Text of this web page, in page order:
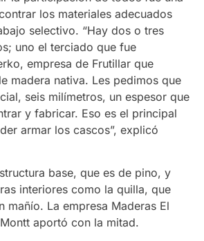
los materiales adecuados
selectivo. “Hay dos o tres
uno el terciado que fue
empresa de Frutillar que
madera nativa. Les pedimos que
seis milímetros, un espesor que
y fabricar. Eso es el principal
armar los cascos”, explicó
base, que es de pino, y
interiores como la quilla, que
mañío. La empresa Maderas El
aportó con la mitad.